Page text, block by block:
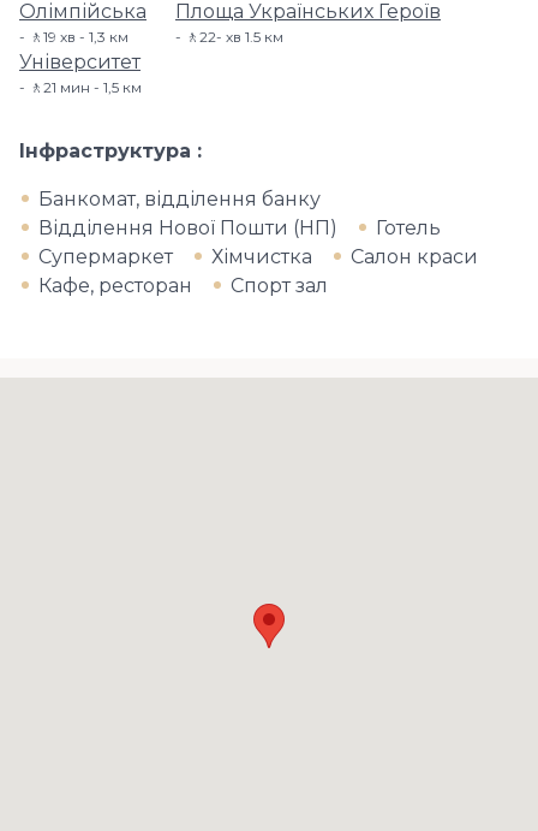
Олімпійська
🚶19 хв - 1,3 км
Площа Українських Героїв
🚶22- хв​ 1.5 км
Університет
🚶21 мин - 1,5 км
Інфраструктура
Банкомат, відділення банку
Відділення Нової Пошти (НП)
Готель
Супермаркет
Хімчистка
Салон краси
Кафе, ресторан
Спорт зал